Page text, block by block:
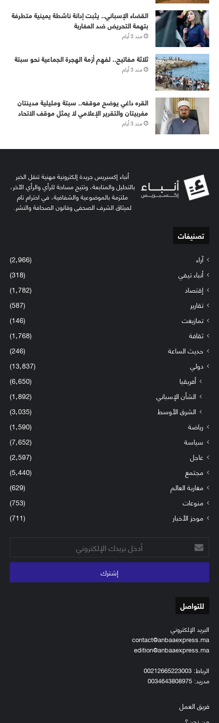
القضاء الإسباني.. يثبت إدانة ناشطة يمينية متطرفة
بتهمة التحريض ضد المغاربة
منذ 3 أيام
ثلاثة مفاتيح.. لفهم أزمة الهجرة الجماعية نحو سبتة
منذ 3 أيام
القره داغي يوضح موقفه.. سبتة ومليلية مدينتان
مغربيتان والتقرير الإعلامي لا يمثل موقف الاتحاد
منذ 3 أيام
أنباء إكسبريس جريدة إلكترونية مهنية تنقل الخبر
بالتحليل والمتابعة، وتتيح مساحة للرأي والرأي الآخر،
ملتزمة بالموضوعية والشفافية، في احترام تام
لميثاق الشرف الصحفي وقانون الصحافة والنشر.
تصنيفات
آراء
(2٬966)
أنباء تيفي
(318)
إقتصاد
(1٬782)
تقارير
(587)
تمازيغت
(146)
ثقافة
(1٬768)
حديث الساعة
(246)
دولي
(13٬837)
أفريقيا
(6٬650)
الشأن الإسباني
(1٬892)
الشرق الأوسط
(3٬035)
رياضة
(1٬590)
سياسة
(7٬652)
عاجل
(2٬597)
مجتمع
(5٬440)
مغاربة العالم
(629)
منوعات
(753)
موجز الأخبار
(711)
أدخل
بريدك
الإلكتروني
للتواصل
البريد الإلكتروني
contact@anbaaexpress.ma
edition@anbaaexpress.ma
الرباط: 00212665223003
مدريد: 0034643808975
فريق العمل